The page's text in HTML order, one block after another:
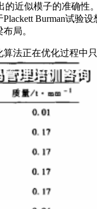
近似模子的准确性
Burman试
局。
正在优化过程中只